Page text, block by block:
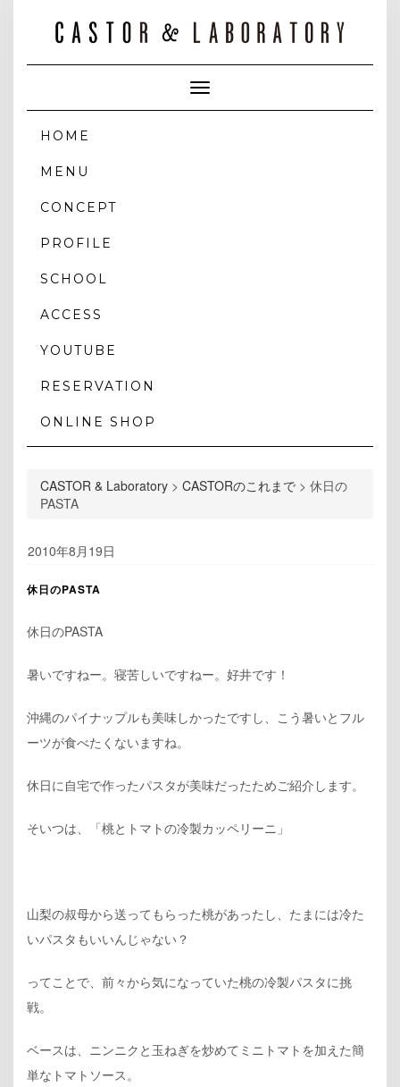
Toggle
Navigation
HOME
MENU
CONCEPT
PROFILE
SCHOOL
ACCESS
YOUTUBE
RESERVATION
ONLINE SHOP
CASTOR & Laboratory > CASTORのこれまで > 休日の
PASTA
2010年8月19日
休日のPASTA
休日のPASTA
暑いですねー。寝苦しいですねー。好井です！
沖縄のパイナップルも美味しかったですし、こう暑いとフル
ーツが食べたくないますね。
休日に自宅で作ったパスタが美味だったためご紹介します。
そいつは、「桃とトマトの冷製カッペリーニ」
山梨の叔母から送ってもらった桃があったし、たまには冷た
いパスタもいいんじゃない？
ってことで、前々から気になっていた桃の冷製パスタに挑
戦。
ベースは、ニンニクと玉ねぎを炒めてミニトマトを加えた簡
単なトマトソース。